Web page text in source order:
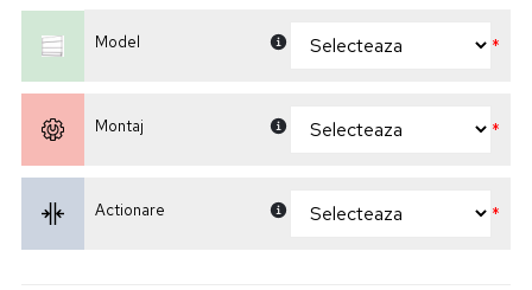
Model *
Montaj *
Actionare *